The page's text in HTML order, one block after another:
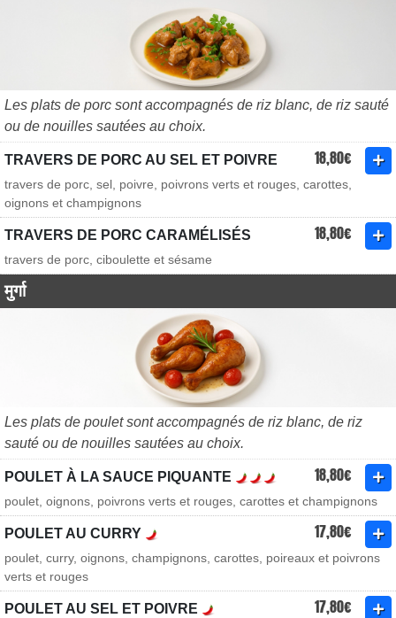
Les plats de porc sont accompagnés de riz blanc, de riz sauté
ou de nouilles sautées au choix.
TRAVERS DE PORC AU SEL ET POIVRE 18,80€
travers de porc, sel, poivre, poivrons verts et rouges, carottes,
oignons et champignons
TRAVERS DE PORC CARAMÉLISÉS 18,80€
travers de porc, ciboulette et sésame
मुर्गा
Les plats de poulet sont accompagnés de riz blanc, de riz
sauté ou de nouilles sautées au choix.
POULET À LA SAUCE PIQUANTE 18,80€
poulet, oignons, poivrons verts et rouges, carottes et champignons
POULET AU CURRY 17,80€
poulet, curry, oignons, champignons, carottes, poireaux et poivrons
verts et rouges
POULET AU SEL ET POIVRE 17,80€